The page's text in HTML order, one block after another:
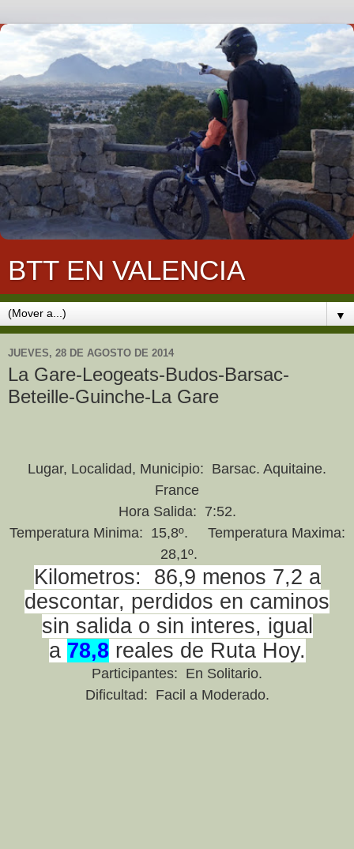
BTT EN VALENCIA
▼
JUEVES, 28 DE AGOSTO DE 2014
La Gare-Leogeats-Budos-Barsac-
Beteille-Guinche-La Gare
Lugar, Localidad, Municipio: Barsac. Aquitaine.
France
Hora Salida: 7:52.
Temperatura Minima: 15,8º. Temperatura Maxima:
28,1º.
Kilometros: 86,9 menos 7,2 a
descontar, perdidos en caminos
sin salida o sin interes, igual
a 78,8reales de Ruta Hoy.
Participantes: En Solitario.
Dificultad: Facil a Moderado.